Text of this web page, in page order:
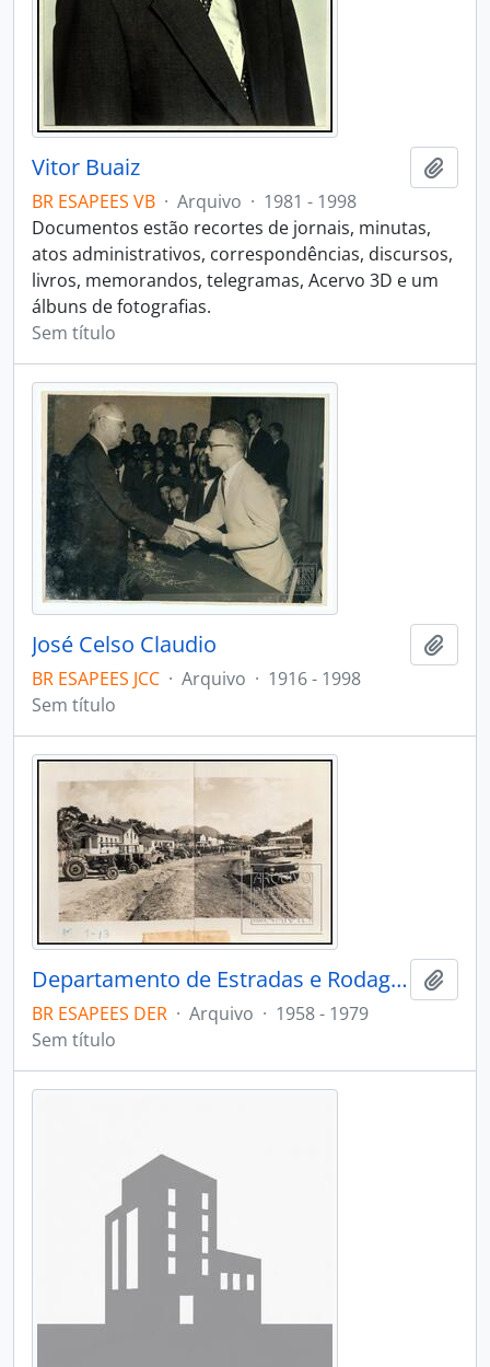
Vitor Buaiz
BR ESAPEES VB · Arquivo · 1981 - 1998
Documentos estão recortes de jornais, minutas,
atos administrativos, correspondências, discursos,
livros, memorandos, telegramas, Acervo 3D e um
álbuns de fotografias.
Sem título
José Celso Claudio
BR ESAPEES JCC · Arquivo · 1916 - 1998
Sem título
Departamento de Estradas e Rodagens - DER
BR ESAPEES DER · Arquivo · 1958 - 1979
Sem título